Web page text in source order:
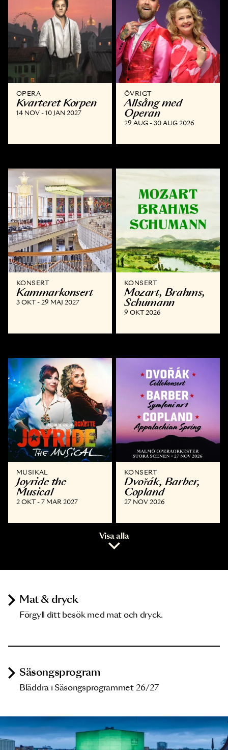
OPERA
Kvarteret Korpen
14 NOV - 10 JAN 2027
ÖVRIGT
Allsång med
Operan
29 AUG - 30 AUG 2026
KONSERT
Kammar­konsert
3 OKT - 29 MAJ 2027
KONSERT
Mozart, Brahms,
Schumann
9 OKT 2026
MUSIKAL
Joyride the
Musical
2 OKT - 7 MAR 2027
KONSERT
Dvořák, Barber,
Copland
27 NOV 2026
Visa alla
Mat & dryck
Förgyll ditt besök med mat och dryck.
Säsongsprogram
Bläddra i Säsongsprogrammet 26/27